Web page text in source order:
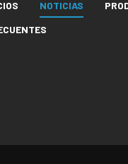
NOTICIAS